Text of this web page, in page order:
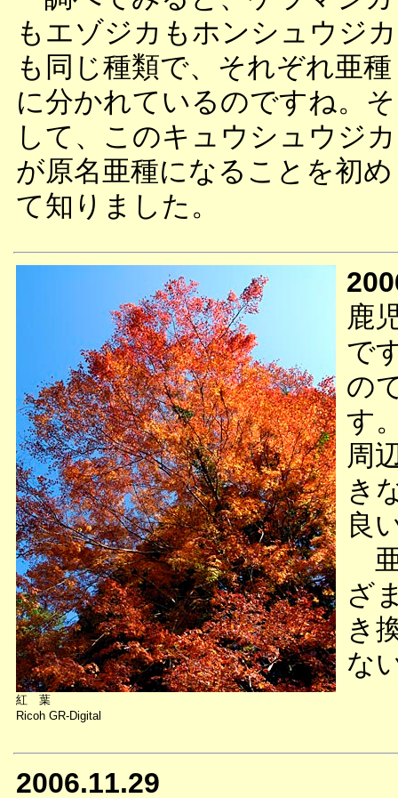
もエゾジカもホンシュウジカ
も同じ種類で、それぞれ亜種
に分かれているのですね。そ
して、このキュウシュウジカ
が原名亜種になることを初め
て知りました。
紅 葉
Ricoh GR-Digital
鹿
で
の
す
周
き
良
亜
ざ
き
な
2006.11.29